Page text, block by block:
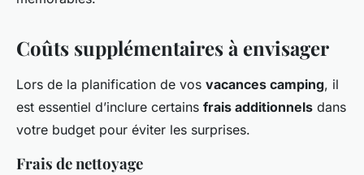
Coûts supplémentaires à envisager
Lors de la planification de vos vacances camping, il
est essentiel d’inclure certains frais additionnels dans
votre budget pour éviter les surprises.
Frais de nettoyage